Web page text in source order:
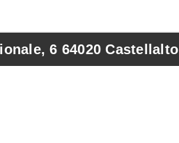
6 64020 Castellalto